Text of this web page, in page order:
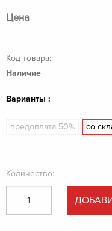
Цена
Код товара:
Наличие
Варианты :
предоплата 50% со
Количество: